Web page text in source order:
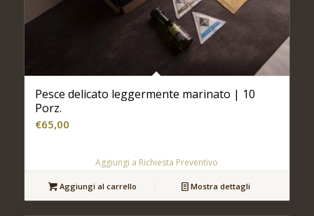
Pesce delicato leggermente marinato | 10
Porz.
€65,00
Aggiungi a Richiesta Preventivo
Aggiungi al carrello Mostra dettagli